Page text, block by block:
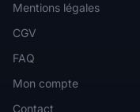
Mentions légales
CGV
FAQ
Mon compte
Contact